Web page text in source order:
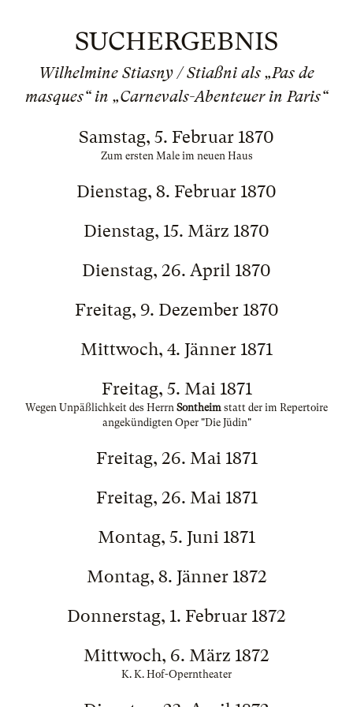
SUCHERGEBNIS
Wilhelmine Stiasny / Stiaßni als „Pas de
masques“ in „Carnevals-Abenteuer in Paris“
Samstag, 5. Februar 1870
Zum ersten Male im neuen Haus
Dienstag, 8. Februar 1870
Dienstag, 15. März 1870
Dienstag, 26. April 1870
Freitag, 9. Dezember 1870
Mittwoch, 4. Jänner 1871
Freitag, 5. Mai 1871
Wegen Unpäßlichkeit des Herrn Sontheim statt der im Repertoire
angekündigten Oper "Die Jüdin"
Freitag, 26. Mai 1871
Freitag, 26. Mai 1871
Montag, 5. Juni 1871
Montag, 8. Jänner 1872
Donnerstag, 1. Februar 1872
Mittwoch, 6. März 1872
K. K. Hof-Operntheater